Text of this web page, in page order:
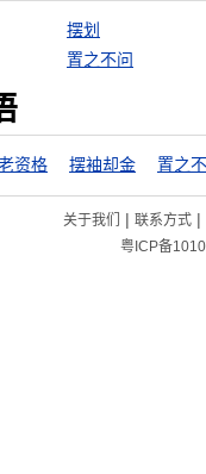
摆划
置之不问
资格 摆袖却金 置之
关于我们 | 联系方式|
粤ICP备